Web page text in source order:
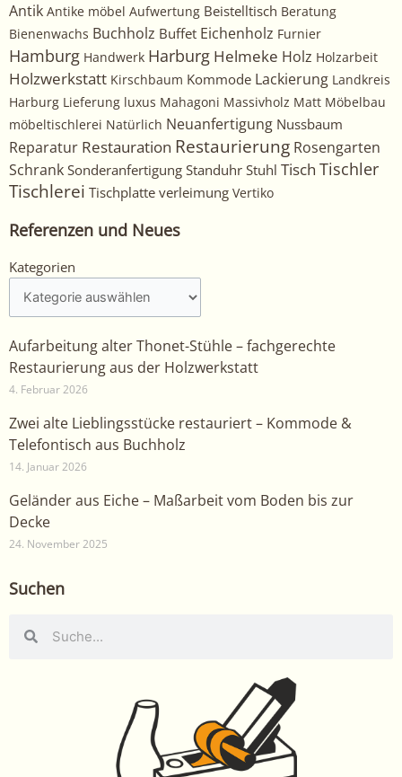
Antik Antike möbel Aufwertung Beistelltisch Beratung
Bienenwachs Buchholz Buffet Eichenholz Furnier
Hamburg Handwerk Harburg Helmeke Holz Holzarbeit
Holzwerkstatt Kirschbaum Kommode Lackierung Landkreis
Harburg Lieferung luxus Mahagoni Massivholz Matt Möbelbau
möbeltischlerei Natürlich Neuanfertigung Nussbaum
Reparatur Restauration Restaurierung Rosengarten
Schrank Sonderanfertigung Standuhr Stuhl Tisch Tischler
Tischlerei Tischplatte verleimung Vertiko
Referenzen und Neues
Kategorien
Kategorien
Aufarbeitung alter Thonet-Stühle – fachgerechte
Restaurierung aus der Holzwerkstatt
4. Februar 2026
Zwei alte Lieblingsstücke restauriert – Kommode &
Telefontisch aus Buchholz
14. Januar 2026
Geländer aus Eiche – Maßarbeit vom Boden bis zur
Decke
24. November 2025
Suchen